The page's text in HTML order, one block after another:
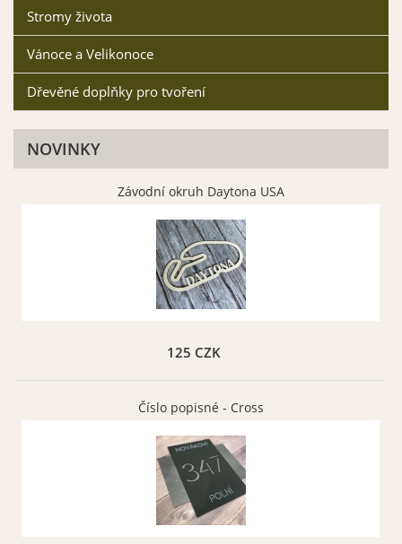
Stromy života
Vánoce a Velikonoce
Dřevěné doplňky pro tvoření
NOVINKY
Závodní okruh Daytona USA
125 CZK
Číslo popisné - Cross